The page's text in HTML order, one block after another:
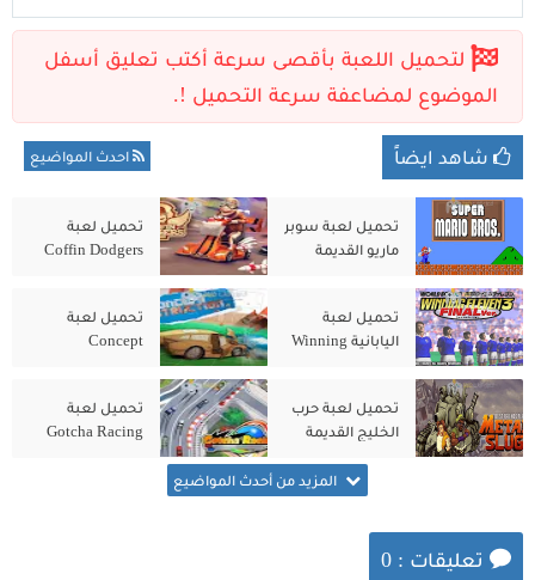
شاهد ايضاً احدث المواضيع
تحميل لعبة سوبر
ماريو القديمة
تحميل لعبة
Coffin Dodgers
تحميل لعبة
اليابانية Winning
تحميل لعبة
Concept
ميديا فاير
تحميل لعبة حرب
الخليج القديمة
للكمبيوتر الاصلية
تحميل لعبة
Gotcha Racing
المزيد من أحدث المواضيع
تعليقات : 0